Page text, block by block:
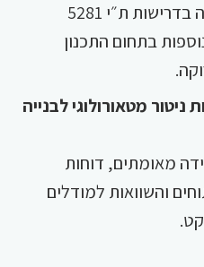
השירות תומך בעמידה בדרישות ת״י 5281
בתחום התכנון
מטאורולוגי לבנייה
מאומתים, דוחות
והשוואות למודלים